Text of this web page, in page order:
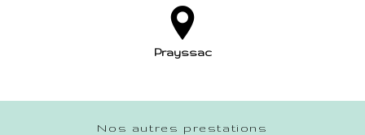
Prayssac
Nos autres prestations